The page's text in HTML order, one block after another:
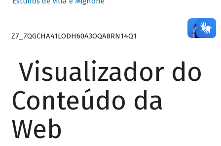
Z7_7QGCHA41LODH60A3OQA8RN14Q1
Visualizador do
Conteúdo da
Web